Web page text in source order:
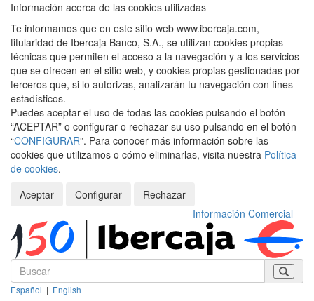
Información acerca de las cookies utilizadas
Te informamos que en este sitio web www.ibercaja.com,
titularidad de Ibercaja Banco, S.A., se utilizan cookies propias
técnicas que permiten el acceso a la navegación y a los servicios
que se ofrecen en el sitio web, y cookies propias gestionadas por
terceros que, si lo autorizas, analizarán tu navegación con fines
estadísticos.
Puedes aceptar el uso de todas las cookies pulsando el botón
“ACEPTAR” o configurar o rechazar su uso pulsando en el botón
“CONFIGURAR”. Para conocer más información sobre las
cookies que utilizamos o cómo eliminarlas, visita nuestra Política
de cookies.
Aceptar
Configurar
Rechazar
Información Comercial
Español | English